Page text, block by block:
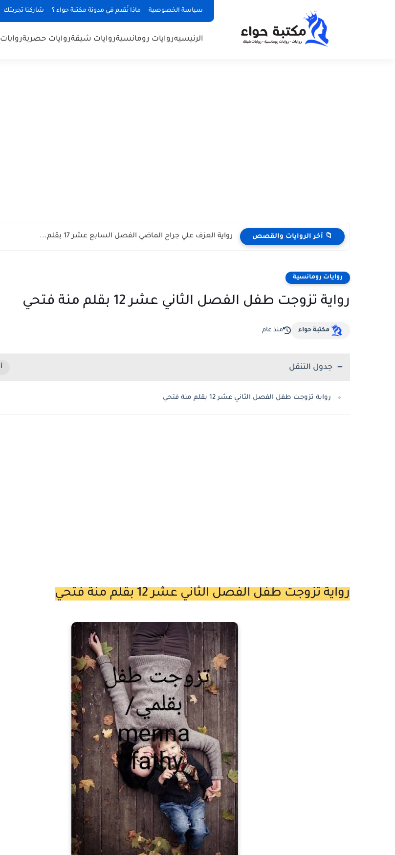
سياسة الخصوصية ماذا نُقدم في مدونة مكتبة حواء ؟ شاركنا تجربتك
الرئيسيهروايات رومانسيةروايات شيقةروايات حصريةروايات
📁 آخر الروايات والقصص رواية العزف علي جراح الماضي الفصل السابع عشر 17 بقلم...
روايات رومانسية
رواية تزوجت طفل الفصل الثاني عشر 12 بقلم منة فتحي
مكتبة حواء منذ عام
جدول التنقل
رواية تزوجت طفل الفصل الثاني عشر 12 بقلم منة فتحي
رواية تزوجت طفل الفصل الثاني عشر 12 بقلم منة فتحي